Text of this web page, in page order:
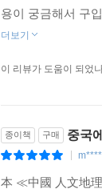
용이 궁금해서 구
더보기
이 리뷰가 도움이 되었
종이책 구매 중국
本 ≪中國 人文地理